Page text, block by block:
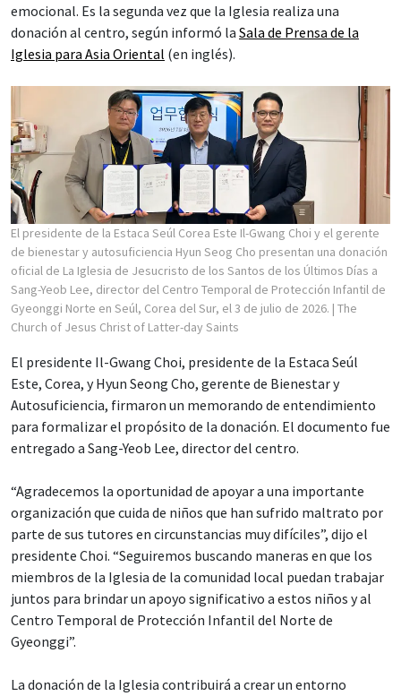
emocional. Es la segunda vez que la Iglesia realiza una
donación al centro, según informó la Sala de Prensa de la
Iglesia para Asia Oriental (en inglés).
El presidente de la Estaca Seúl Corea Este Il-Gwang Choi y el gerente
de bienestar y autosuficiencia Hyun Seog Cho presentan una donación
oficial de La Iglesia de Jesucristo de los Santos de los Últimos Días a
Sang-Yeob Lee, director del Centro Temporal de Protección Infantil de
Gyeonggi Norte en Seúl, Corea del Sur, el 3 de julio de 2026. | The
Church of Jesus Christ of Latter-day Saints
El presidente Il-Gwang Choi, presidente de la Estaca Seúl
Este, Corea, y Hyun Seong Cho, gerente de Bienestar y
Autosuficiencia, firmaron un memorando de entendimiento
para formalizar el propósito de la donación. El documento fue
entregado a Sang-Yeob Lee, director del centro.
“Agradecemos la oportunidad de apoyar a una importante
organización que cuida de niños que han sufrido maltrato por
parte de sus tutores en circunstancias muy difíciles”, dijo el
presidente Choi. “Seguiremos buscando maneras en que los
miembros de la Iglesia de la comunidad local puedan trabajar
juntos para brindar un apoyo significativo a estos niños y al
Centro Temporal de Protección Infantil del Norte de
Gyeonggi”.
La donación de la Iglesia contribuirá a crear un entorno